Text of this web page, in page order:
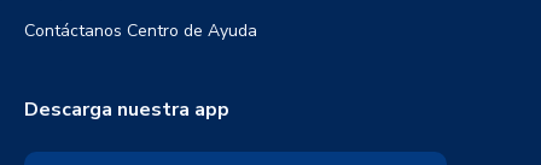
Contáctanos Centro de Ayuda
Descarga nuestra app